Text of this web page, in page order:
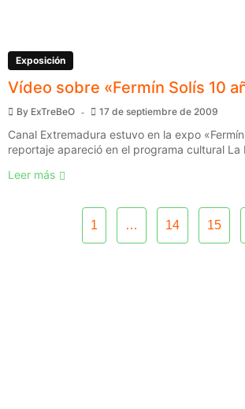
Exposición
Vídeo sobre «Fermín Solís 10
By ExTreBeO 17 de septiembre de 2009
Canal Extremadura estuvo en la expo «Fermín
reportaje apareció en el programa cultural La
Leer más
1 … 14 15